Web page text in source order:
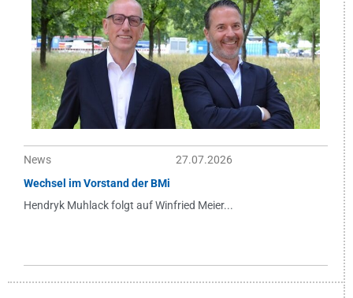
News
27.07.2026
Wechsel im Vorstand der BMi
Hendryk Muhlack folgt auf Winfried Meier...